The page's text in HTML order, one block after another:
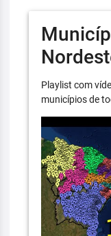
Playlist com
municípios de